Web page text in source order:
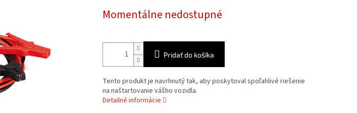
cena:
Momentálne nedostupné
Pridať do košíka
Tento produkt je navrhnutý tak, aby poskytoval spoľahlivé riešenie
na naštartovanie vášho vozidla.
Detailné informácie